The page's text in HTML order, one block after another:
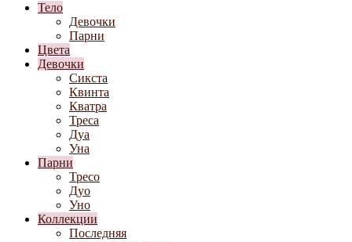
Тело
Девочки
Парни
Цвета
Девочки
Сикста
Квинта
Кватра
Треса
Дуа
Уна
Парни
Тресо
Дуо
Уно
Коллекции
Последняя